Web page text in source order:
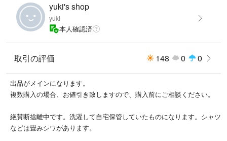
yuki's shop
yuki
本人確認済
取引の評価 148 0 0
出品がメインになります。
複数購入の場合、お値引き致しますので、購入前にご相談ください。
絶賛断捨離中です。洗濯して自宅保管していたものになります。シャツ
などは畳みシワがあります。